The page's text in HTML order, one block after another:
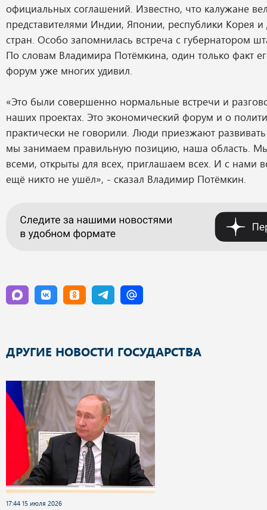
официальных соглашений. Известно, что калужане
представителями Индии, Японии, республики Корея и
стран. Особо запомнилась встреча с губернатором
По словам Владимира Потёмкина, один только факт
форум уже многих удивил.
«Это были совершенно нормальные встречи и
наших проектах. Это экономический форум и о
практически не говорили. Люди приезжают
мы занимаем правильную позицию, наша область.
всеми, открыты для всех, приглашаем всех. И с нами
ещё никто не ушёл», - сказал Владимир Потёмкин.
ДРУГИЕ НОВОСТИ ГОСУДАРСТВА
17:44 15 июля 2026